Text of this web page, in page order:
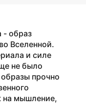
- образ
Вселенной.
и силе
не было
прочно
на мышление,